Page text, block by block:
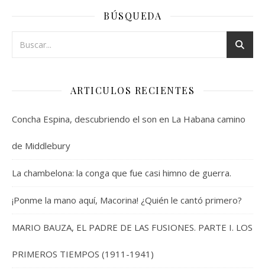
BÚSQUEDA
ARTICULOS RECIENTES
Concha Espina, descubriendo el son en La Habana camino
de Middlebury
La chambelona: la conga que fue casi himno de guerra.
¡Ponme la mano aquí, Macorina! ¿Quién le cantó primero?
MARIO BAUZA, EL PADRE DE LAS FUSIONES. PARTE I. LOS
PRIMEROS TIEMPOS (1911-1941)